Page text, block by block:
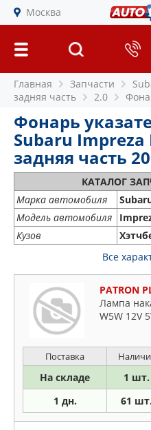
Москва
Главная Запчасти
задняя часть
2.0
Фонарь
Subaru
задняя часть
КАТАЛОГ
Марка автомобиля
Модель автомобиля
Кузов
Все
PATRON
Лампа
W5W 12V
Поставка
На складе 1 шт.
1 дн. 61 шт.